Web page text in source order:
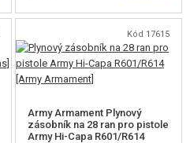
Kód 17615
Army Armament Plynový
zásobník na 28 ran pro pistole
Army Hi-Capa R601/R614